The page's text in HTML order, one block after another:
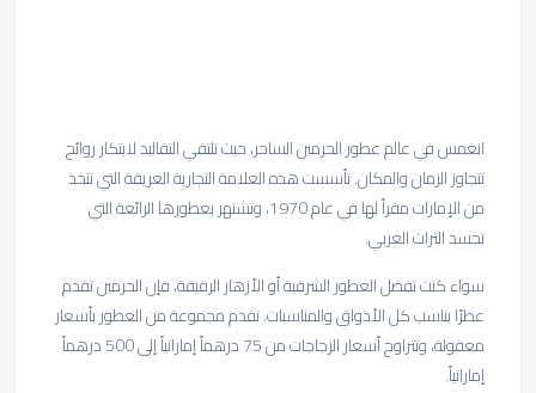
انغمس في عالم عطور الحرمين الساحر، حيث تلتقي التقاليد لابتكار روائح
تتجاوز الزمان والمكان. تأسست هذه العلامة التجارية العريقة التي تتخذ
من الإمارات مقراً لها في عام 1970، وتشتهر بعطورها الرائعة التي
تجسد التراث العربي.
سواء كنت تفضل العطور الشرقية أو الأزهار الرقيقة، فإن الحرمين تقدم
عطرًا يناسب كل الأذواق والمناسبات. تقدم مجموعة من العطور بأسعار
معقولة، وتتراوح أسعار الزجاجات من 75 درهماً إماراتياً إلى 500 درهماً
إماراتياً.